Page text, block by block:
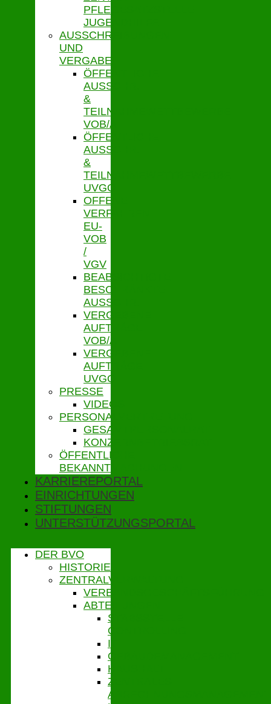
PFLEGESATZSTELLE
JUGENDHILFE
AUSSCHREIBUNGEN
UND
VERGABE
ÖFFENTLICHE
AUSSCHR.
&
TEILNAHMEWETTBEWERBE
VOB/A
ÖFFENTLICHE
AUSSCHR.
&
TEILNAHMEWETTBEWERBE
UVGO
OFFENE
VERFAHREN
EU-
VOB
/
VGV
BEABSICHTIGTE
BESCHRÄNKTE
AUSSCHR.
VERGEBENE
AUFTRÄGE
VOB/A
VERGEBENE
AUFTRÄGE
UVGO
PRESSE
VIDEOS
PERSONALVERTRETUNG
GESAMTPERSONALRAT
KONZERNBETRIEBSRAT
ÖFFENTLICHE
BEKANNTMACHUNGEN
KARRIEREPORTAL
EINRICHTUNGEN
STIFTUNGEN
UNTERSTÜTZUNGSPORTAL
DER BVO
HISTORIE
ZENTRALVERWALTUNG
VERBANDSGESCHÄFTSFÜHRUNG
ABTEILUNGEN
STABSSTELLE
CONTROLLING
IT
GEBÄUDEMANAGEMENT
HAUSHALT
ZENTRALES
ABRECHNUNGSMANAGEMENT